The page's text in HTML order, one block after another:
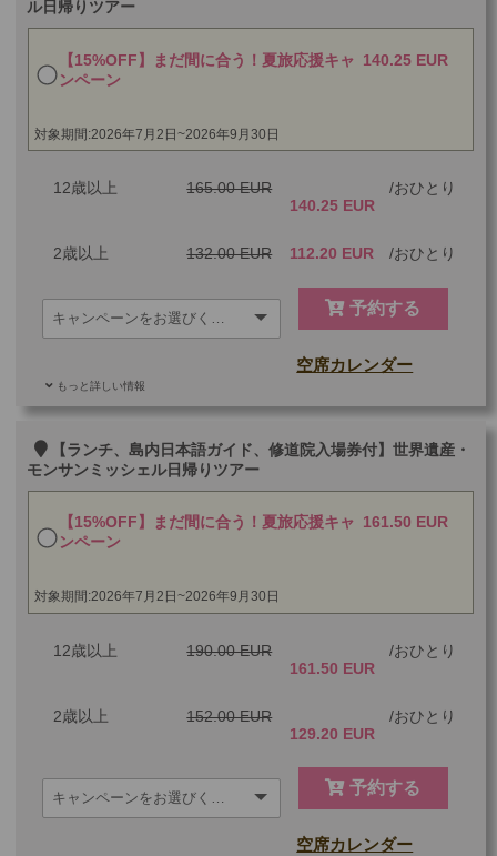
最少催行人数 1
ル日帰りツアー
【15%OFF】まだ間に合う！夏旅応援キャ
ンペーン
140.25 EUR
対象期間:2026年7月2日~2026年9月30日
12歳以上
165.00 EUR
140.25 EUR
おひとり
2歳以上 132.00 EUR 112.20 EUR おひとり
予約する
もっと詳しい情報
空席カレンダー
その他
最少催行人数 1
【ランチ、島内日本語ガイド、修道院入場券付】世界遺産・
モンサンミッシェル日帰りツアー
【15%OFF】まだ間に合う！夏旅応援キャ
ンペーン
161.50 EUR
対象期間:2026年7月2日~2026年9月30日
12歳以上
190.00 EUR
161.50 EUR
おひとり
2歳以上
152.00 EUR
129.20 EUR
おひとり
予約する
空席カレンダー